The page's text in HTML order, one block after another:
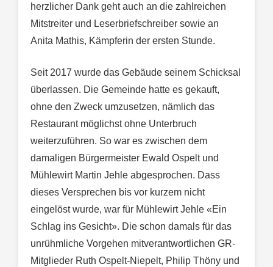
herzlicher Dank geht auch an die zahlreichen
Mitstreiter und Leserbriefschreiber sowie an
Anita Mathis, Kämpferin der ersten Stunde.
Seit 2017 wurde das Gebäude seinem Schicksal
überlassen. Die Gemeinde hatte es gekauft,
ohne den Zweck umzusetzen, nämlich das
Restaurant möglichst ohne Unterbruch
weiterzuführen. So war es zwischen dem
damaligen Bürgermeister Ewald Ospelt und
Mühlewirt Martin Jehle abgesprochen. Dass
dieses Versprechen bis vor kurzem nicht
eingelöst wurde, war für Mühlewirt Jehle «Ein
Schlag ins Gesicht». Die schon damals für das
unrühmliche Vorgehen mitverantwortlichen GR-
Mitglieder Ruth Ospelt-Niepelt, Philip Thöny und